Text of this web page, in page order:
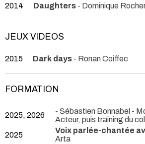
2014
Daughters - Dominique
JEUX VIDEOS
2015 Dark days - Ronan Coiffec
FORMATION
2025, 2026
- Sébastien Bonnabel -
Acteur, puis training du
2025
Voix parlée-chantée
Arta